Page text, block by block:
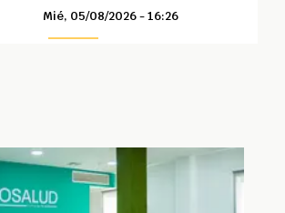
Mié, 05/08/2026 - 16:26